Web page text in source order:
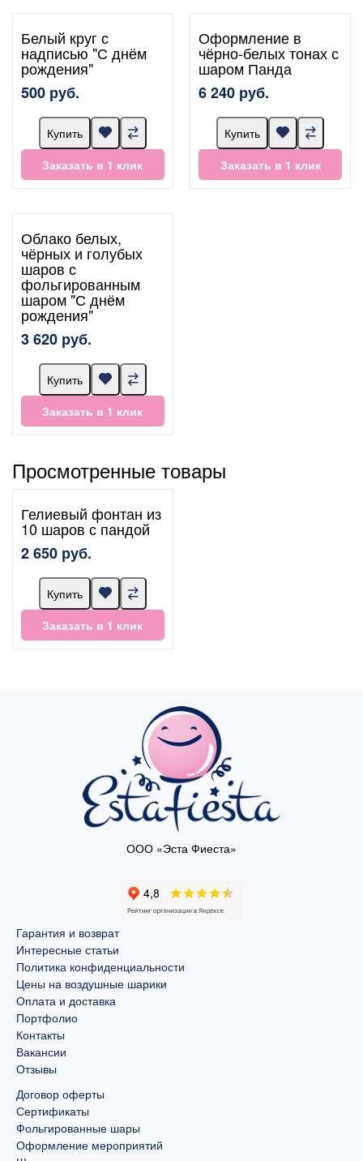
Белый круг с
надписью "С днём
рождения"
500 руб.
Купить
Заказать в 1 клик
Оформление в
чёрно-белых тонах с
шаром Панда
6 240 руб.
Купить
Заказать в 1 клик
Облако белых,
чёрных и голубых
шаров с
фольгированным
шаром "С днём
рождения"
3 620 руб.
Купить
Заказать в 1 клик
Просмотренные товары
Гелиевый фонтан из
10 шаров с пандой
2 650 руб.
Купить
Заказать в 1 клик
ООО «Эста Фиеста»
Гарантия и возврат
Интересные статьи
Политика конфиденциальности
Цены на воздушные шарики
Оплата и доставка
Портфолио
Контакты
Вакансии
Отзывы
Договор оферты
Сертификаты
Фольгированные шары
Оформление мероприятий